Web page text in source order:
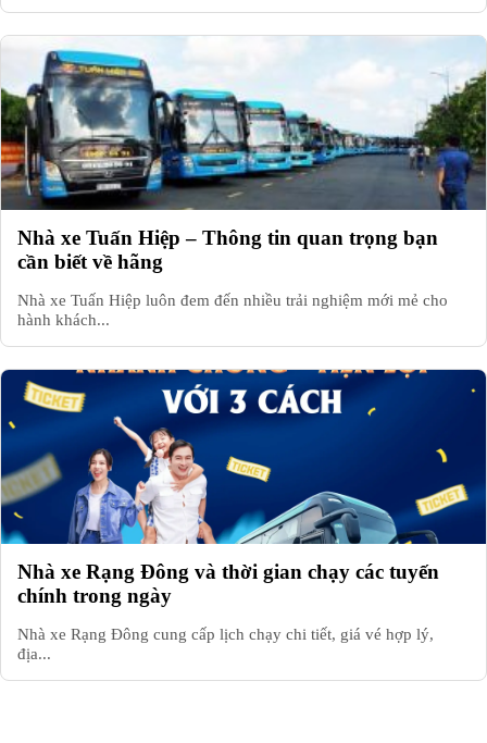
Nhà xe Tuấn Hiệp – Thông tin quan trọng bạn
cần biết về hãng
Nhà xe Tuấn Hiệp luôn đem đến nhiều trải nghiệm mới mẻ cho
hành khách...
Nhà xe Rạng Đông và thời gian chạy các tuyến
chính trong ngày
Nhà xe Rạng Đông cung cấp lịch chạy chi tiết, giá vé hợp lý,
địa...